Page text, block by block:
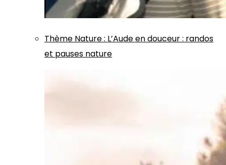
Thème Nature: L’Aude en douceur : randos
et pauses nature